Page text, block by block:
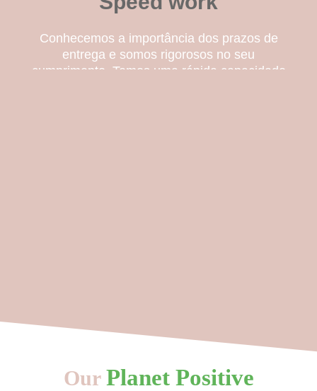
Conhecemos a importância dos prazos de
entrega e somos rigorosos no seu
cumprimento. Temos uma rápida capacidade
Our Planet Positive